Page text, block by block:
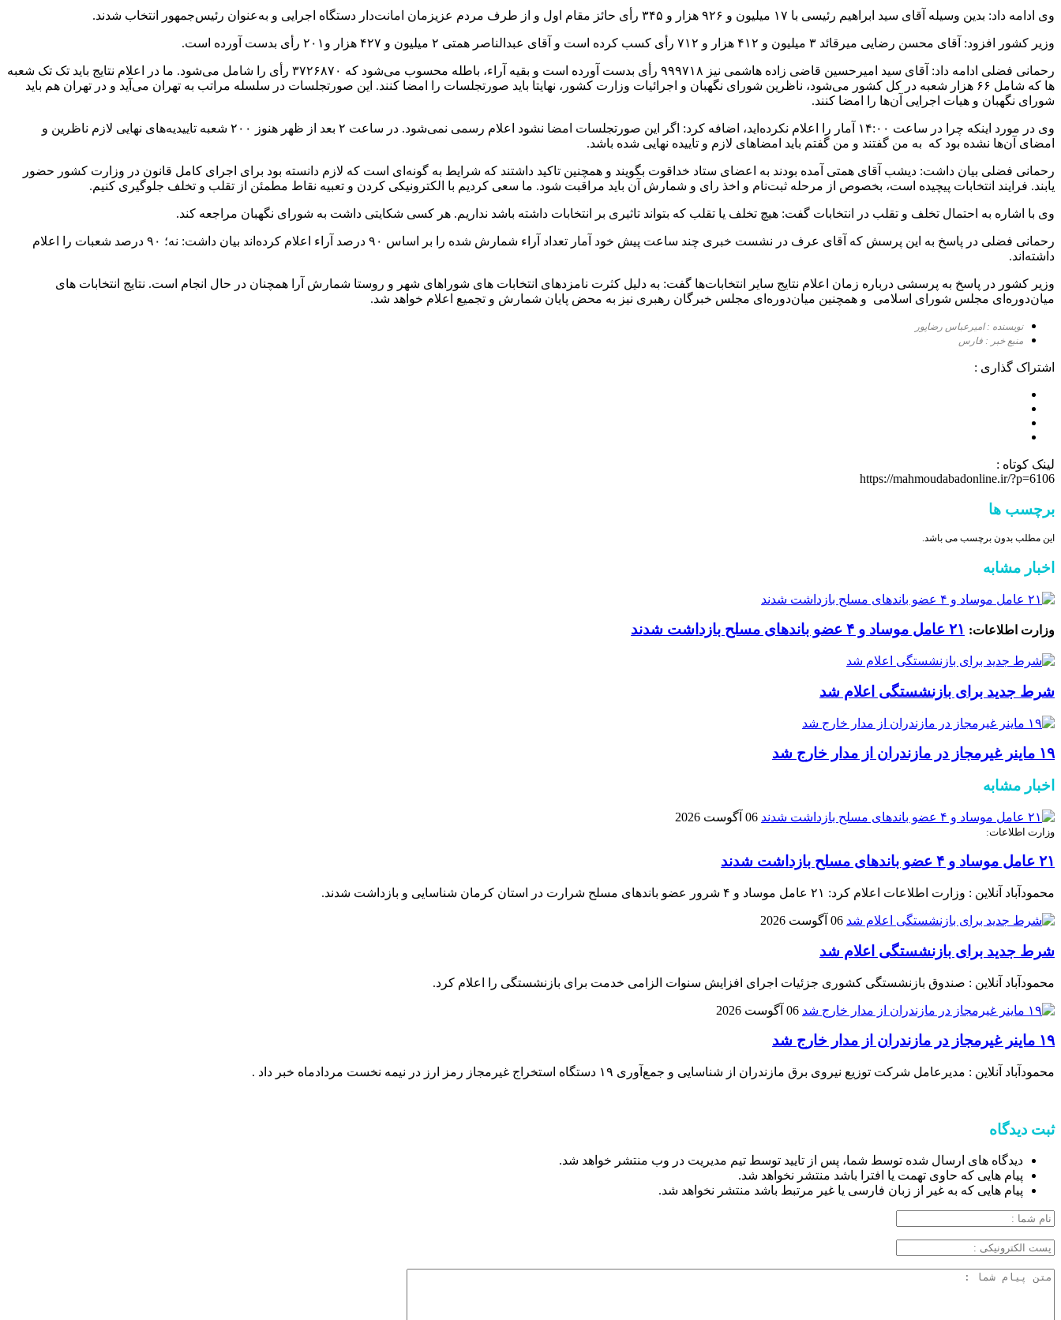
وی ادامه داد: بدین وسیله آقای سید ابراهیم رئیسی با ۱۷ میلیون و ۹۲۶ هزار و ۳۴۵ رأی حائز مقام اول و از طرف مردم عزیزمان امانت‌دار دستگاه اجرایی و به‌عنوان رئیس‌جمهور انتخاب شدند.
وزیر کشور افزود: آقای محسن رضایی میرقائد ۳ میلیون و ۴۱۲ هزار و ۷۱۲ رأی کسب کرده است و آقای عبدالناصر همتی ۲ میلیون و ۴۲۷ هزار و۲۰۱ رأی بدست آورده است.
رحمانی فضلی ادامه داد: آقای سید امیرحسین قاضی زاده هاشمی نیز ۹۹۹۷۱۸ رأی بدست آورده است و بقیه آراء، باطله محسوب می‌شود که ۳۷۲۶۸۷۰ رأی را شامل می‌شود. ما در اعلام نتایج باید تک تک شعبه
ها که شامل ۶۶ هزار شعبه در کل کشور می‌شود، ناظرین شورای نگهبان و اجرائیات وزارت کشور، نهایتا باید صورتجلسات را امضا کنند. این صورتجلسات در سلسله مراتب به تهران می‌آید و در تهران هم باید
شورای نگهبان و هیات اجرایی آن‌ها را امضا کنند.
وی در مورد اینکه چرا در ساعت ۱۴:۰۰ آمار را اعلام نکرده‌اید، اضافه کرد: اگر این صورتجلسات امضا نشود اعلام رسمی نمی‌شود. در ساعت ۲ بعد از ظهر هنوز ۲۰۰ شعبه تاییدیه‌های نهایی لازم ناظرین و
امضای آن‌ها نشده بود که به من گفتند و من گفتم باید امضاهای لازم و تاییده نهایی شده باشد.
رحمانی فضلی بیان داشت: دیشب آقای همتی آمده بودند به اعضای ستاد خداقوت بگویند و همچنین تاکید داشتند که شرایط به گونه‌ای است که لازم دانسته بود برای اجرای کامل قانون در وزارت کشور حضور
یابند. فرایند انتخابات پیچیده است، بخصوص از مرحله ثبت‌نام و اخذ رای و شمارش آن باید مراقبت شود. ما سعی کردیم با الکترونیکی کردن و تعبیه نقاط مطمئن از تقلب و تخلف جلوگیری کنیم.
وی با اشاره به احتمال تخلف و تقلب در انتخابات گفت: هیچ تخلف یا تقلب که بتواند تاثیری بر انتخابات داشته باشد نداریم. هر کسی شکایتی داشت به شورای نگهبان مراجعه کند.
رحمانی فضلی در پاسخ به این پرسش که آقای عرف در نشست خبری چند ساعت پیش خود آمار تعداد آراء شمارش شده را بر اساس ۹۰ درصد آراء اعلام کرده‌اند بیان داشت: نه؛ ۹۰ درصد شعبات را اعلام
داشته‌اند.
وزیر کشور در پاسخ به پرسشی درباره زمان اعلام نتایج سایر انتخابات‌ها گفت: به دلیل کثرت نامزدهای انتخابات های شوراهای شهر و روستا شمارش آرا همچنان در حال انجام است. نتایج انتخابات های
میان‌دوره‌ای مجلس شورای اسلامی و همچنین میان‌دوره‌ای مجلس خبرگان رهبری نیز به محض پایان شمارش و تجمیع اعلام خواهد شد.
نویسنده : امیرعباس رضاپور
منبع خبر : فارس
اشتراک گذاری :
لینک کوتاه :
https://mahmoudabadonline.ir/?p=6106
برچسب ها
این مطلب بدون برچسب می باشد.
اخبار مشابه
وزارت اطلاعات: ۲۱ عامل موساد و ۴ عضو باند‌های مسلح بازداشت شدند
شرط جدید برای بازنشستگی اعلام شد
۱۹ ماینر غیرمجاز در مازندران از مدار خارج شد
اخبار مشابه
06 آگوست 2026
وزارت اطلاعات:
۲۱ عامل موساد و ۴ عضو باند‌های مسلح بازداشت شدند
محمودآباد آنلاین : وزارت اطلاعات اعلام کرد: ۲۱ عامل موساد و ۴ شرور عضو باند‌های مسلح شرارت در استان کرمان شناسایی و بازداشت شدند.
06 آگوست 2026
شرط جدید برای بازنشستگی اعلام شد
محمودآباد آنلاین : صندوق بازنشستگی کشوری جزئیات اجرای افزایش سنوات الزامی خدمت برای بازنشستگی را اعلام کرد.
06 آگوست 2026
۱۹ ماینر غیرمجاز در مازندران از مدار خارج شد
محمودآباد آنلاین : مدیرعامل شرکت توزیع نیروی برق مازندران از شناسایی و جمع‌آوری ۱۹ دستگاه استخراج غیرمجاز رمز ارز در نیمه نخست مردادماه خبر داد .
ثبت دیدگاه
دیدگاه های ارسال شده توسط شما، پس از تایید توسط تیم مدیریت در وب منتشر خواهد شد.
پیام هایی که حاوی تهمت یا افترا باشد منتشر نخواهد شد.
پیام هایی که به غیر از زبان فارسی یا غیر مرتبط باشد منتشر نخواهد شد.